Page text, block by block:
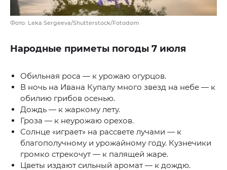
Фото: Leka Sergeeva/Shutterstock/Fotodom
Народные приметы погоды 7 июля
Обильная роса — к урожаю огурцов.
В ночь на Ивана Купалу много звезд на небе — к
обилию грибов осенью.
Дождь — к жаркому лету.
Гроза — к неурожаю орехов.
Солнце «играет» на рассвете лучами — к
благополучному и урожайному году. Кузнечики
громко стрекочут — к палящей жаре.
Цветы издают сильный аромат — к дождю.